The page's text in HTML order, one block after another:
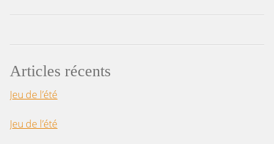
Articles récents
Jeu de l’été
Jeu de l’été